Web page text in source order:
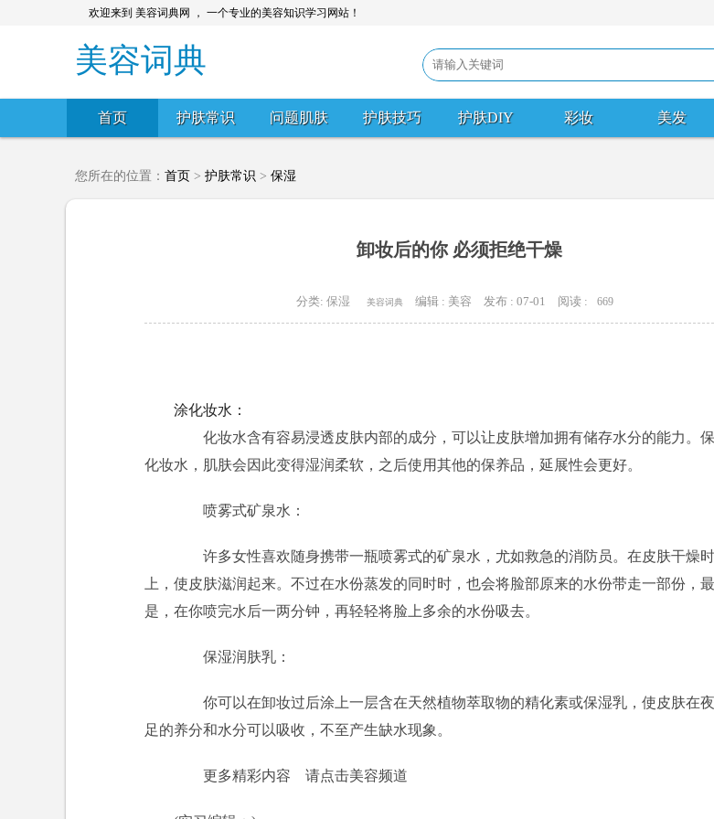
欢迎来到 美容词典网 ， 一个专业的美容知识学习网站！
美容词典
首页 护肤常识 问题肌肤 护肤技巧 护肤DIY 彩妆 美发
您所在的位置： 首页 > 护肤常识 > 保湿
卸妆后的你 必须拒绝干燥
分类: 保湿 美容词典 编辑 : 美容 发布 : 07-01 阅读 : 669
涂化妆水：
化妆水含有容易浸透皮肤内部的成分，可以让皮肤增加拥有储存水分的能力。保
化妆水，肌肤会因此变得湿润柔软，之后使用其他的保养品，延展性会更好。
喷雾式矿泉水：
许多女性喜欢随身携带一瓶喷雾式的矿泉水，尤如救急的消防员。在皮肤干燥
上，使皮肤滋润起来。不过在水份蒸发的同时时，也会将脸部原来的水份带走一部份，
是，在你喷完水后一两分钟，再轻轻将脸上多余的水份吸去。
保湿润肤乳：
你可以在卸妆过后涂上一层含在天然植物萃取物的精化素或保湿乳，使皮肤在
足的养分和水分可以吸收，不至产生缺水现象。
更多精彩内容 请点击美容频道